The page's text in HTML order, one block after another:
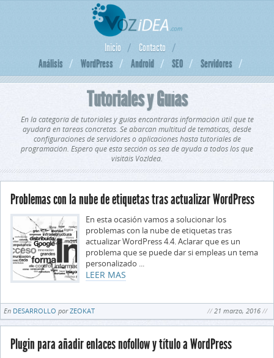
Inicio
Contacto
Análisis
WordPress Android SEO Servidores
Tutoriales y Guías
En la categoría de tutoriales y guías encontrarás información útil que te
ayudará en tareas concretas. Se abarcan multitud de temáticas, desde
configuraciones de servidores o aplicaciones hasta tutoriales de
programación. Espero que esta sección os sea de ayuda a todos los que
visitáis VozIdea.
Problemas con la nube de etiquetas tras actualizar WordPress
En esta ocasión vamos a solucionar los
problemas con la nube de etiquetas tras
actualizar WordPress 4.4. Aclarar que es un
problema que se puede dar si empleas un tema
personalizado ...
LEER MAS
En DESARROLLO porZEOKAT 21 marzo, 2016
Plugin para añadir enlaces nofollow y título a WordPress